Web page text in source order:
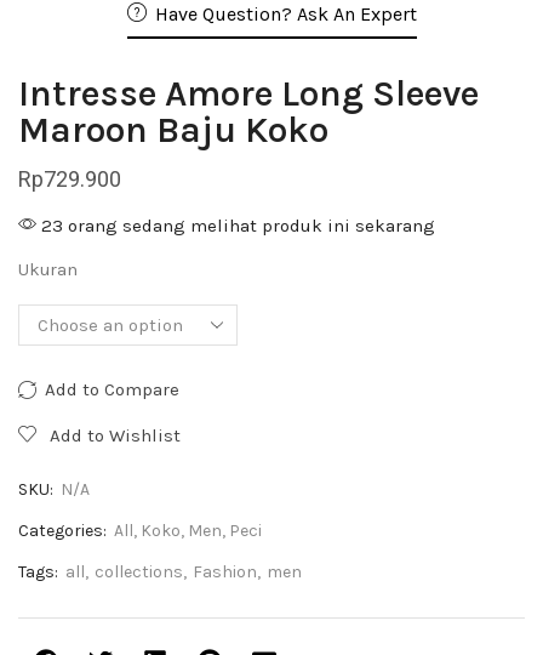
Have Question? Ask An Expert
Intresse Amore Long Sleeve
Maroon Baju Koko
Rp729.900
23 orang sedang melihat produk ini sekarang
Ukuran
Add to Compare
Add to Wishlist
SKU: N/A
Categories: All, Koko, Men, Peci
Tags: all, collections, Fashion, men